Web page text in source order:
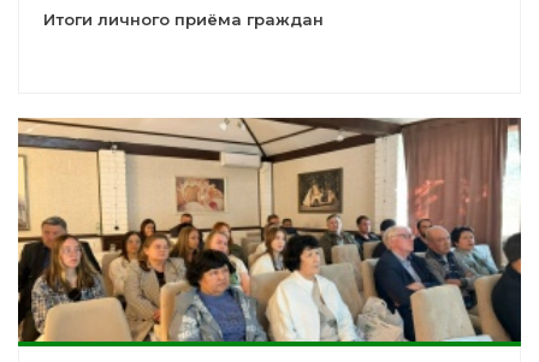
Итоги личного приёма граждан